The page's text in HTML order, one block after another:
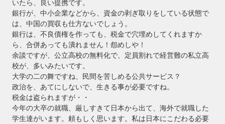
いたら、良い提携です。
銀行が、中小企業などから、資金の剥ぎ取りをしている状態で
は、中国の買収も仕方ないでしょう。
銀行は、不良債権を作っても、税金で穴埋めしてくれますか
ら、合併あっても潰れません！怨めしや！
余談ですが、公立高校の無料化で、定員割れで経営難の私立高
校が、多いみたいです。
大学の二の舞ですね、民間を苦しめる公共サービス？
政治を、あてにしないで、生きる事が必要ですね。
税金は盗られますが・・
今年の大卒の就職、厳しすきて日本から出て、海外で就職した
学生達がいます。頼もしく思います。私は日本にこだわる必要